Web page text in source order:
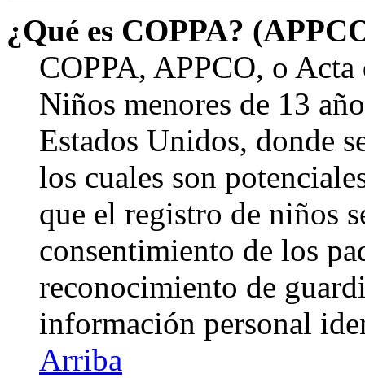
¿Qué es COPPA?
COPPA, APPCO, o
Niños menores de 13
Estados Unidos, donde
los cuales son
que el registro de niños
consentimiento de los
reconocimiento de
información personal
Arriba